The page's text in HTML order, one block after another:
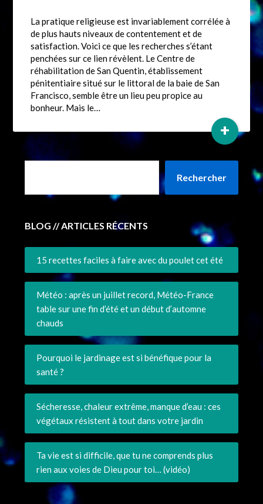
La pratique religieuse est invariablement corrélée à
de plus hauts niveaux de contentement et de
satisfaction. Voici ce que les recherches s’étant
penchées sur ce lien révèlent. Le Centre de
réhabilitation de San Quentin, établissement
pénitentiaire situé sur le littoral de la baie de San
Francisco, semble être un lieu peu propice au
bonheur. Mais le…
+
Rechercher
BLOG // ARTICLES RÉCENTS
15 recettes faciles à faire avec du poulet cet été
Météo : après un juillet record, Météo-France
table sur une fin d’été et un début d’automne
chauds
Pourquoi le jardinage est si bénéfique pour la
santé ?
Sécheresse, chaleur extrême, manque d’eau : ces
végétaux résistent à tout dans votre jardin
Ta vie est si difficile, que tu ne comprends plus
rien aux voies de Dieu pour toi… (vidéo)